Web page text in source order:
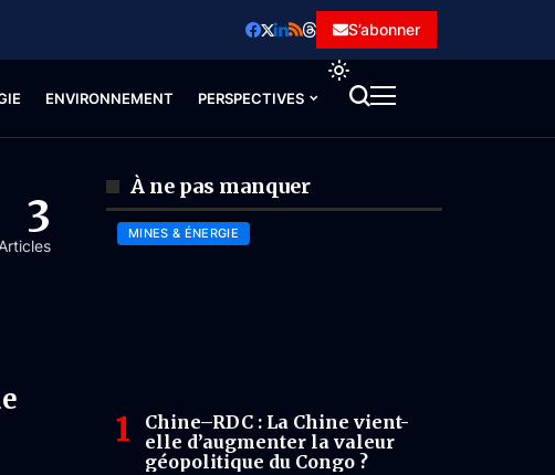
S’abonner
ENVIRONNEMENT PERSPECTIVES
3
Articles
À ne pas manquer
MINES & ÉNERGIE
Chine–RDC : La Chine vient-
elle d’augmenter la valeur
géopolitique du Congo ?